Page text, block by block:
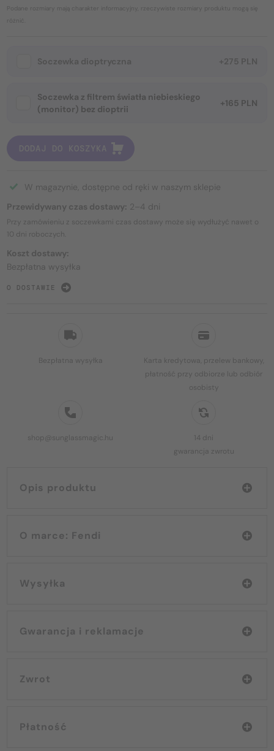
Bezpłatna wysyłka
Karta kredytowa, przelew bankowy,
płatność przy odbiorze lub odbiór
osobisty
shop@sunglassmagic.hu
14 dni
gwarancja zwrotu
Opis produktu
O marce: Fendi
Wysyłka
Gwarancja i reklamacje
Zwrot
Płatność
Podane rozmiary mają charakter informacyjny, rzeczywiste rozmiary produktu mogą się
różnić.
Soczewka dioptryczna +275 PLN
Soczewka z filtrem światła niebieskiego
(monitor) bez dioptrii
+165 PLN
DODAJ DO KOSZYKA
W magazynie, dostępne od ręki w naszym sklepie
Przewidywany czas dostawy: 2–4 dni
Przy zamówieniu z soczewkami czas dostawy może się wydłużyć nawet o
10 dni roboczych.
Koszt dostawy:
Bezpłatna wysyłka
O DOSTAWIE